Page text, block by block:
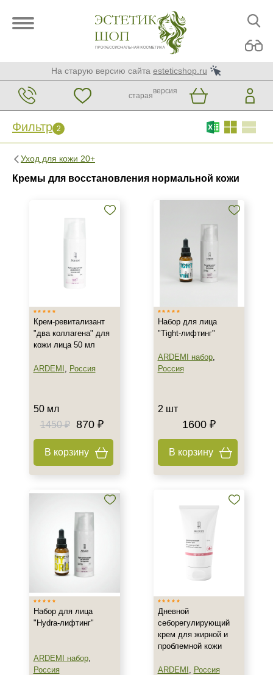
На старую версию сайта esteticshop.ru
старая
версия
Фильтр 2
Уход для кожи 20+
Кремы для восстановления нормальной кожи
Фильтр 2 Сброс
Испания
Россия
Показать еще
Класс косметики
Универсальная
Все типы кожи
Зрелая
Показать еще
Любой возраст
Крем-ревитализант
"два коллагена" для
кожи лица 50 мл
ARDEMI , Россия
50 мл
1450 ₽
870 ₽
В корзину
Набор для лица
"Tight-лифтинг"
ARDEMI набор,
Россия
2 шт
1600 ₽
В корзину
Набор для лица
"Hydra-лифтинг"
ARDEMI набор,
Россия
Дневной
себорегулирующий
крем для жирной и
проблемной кожи
ARDEMI , Россия